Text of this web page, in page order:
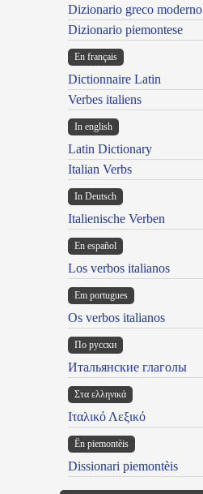
Dizionario greco moderno
Dizionario piemontese
En français
Dictionnaire Latin
Verbes italiens
In english
Latin Dictionary
Italian Verbs
In Deutsch
Italienische Verben
En español
Los verbos italianos
Em portugues
Os verbos italianos
По русски
Итальянские глаголы
Στα ελληνικά
Ιταλικό Λεξικό
Ën piemontèis
Dissionari piemontèis